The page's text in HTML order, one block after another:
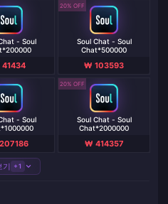
- Soul
20% OFF
Soul Chat - Soul
Chat*500000
₩ 103593
- Soul
20% OFF
Soul Chat - Soul
Chat*2000000
₩ 414357
기 +1